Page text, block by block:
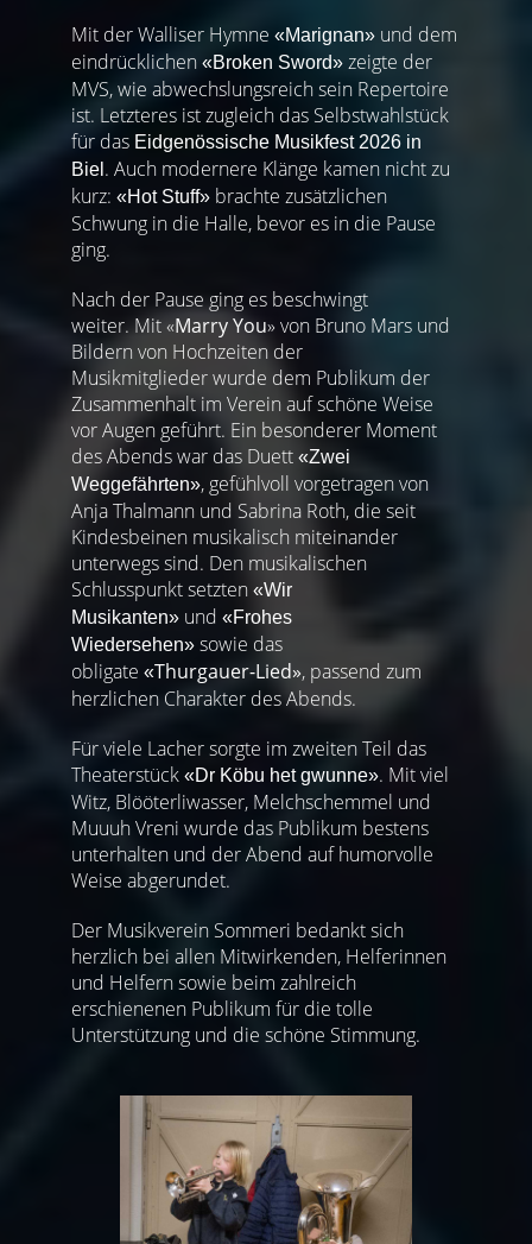
Mit der Walliser Hymne «Marignan» und dem
eindrücklichen «Broken Sword» zeigte der
MVS, wie abwechslungsreich sein Repertoire
ist. Letzteres ist zugleich das Selbstwahlstück
für das Eidgenössische Musikfest 2026 in
Biel . Auch modernere Klänge kamen nicht zu
kurz: «Hot Stuff» brachte zusätzlichen
Schwung in die Halle, bevor es in die Pause
ging.
Nach der Pause ging es beschwingt
weiter. Mit «Marry You» von Bruno Mars und
Bildern von Hochzeiten der
Musikmitglieder wurde dem Publikum der
Zusammenhalt im Verein auf schöne Weise
vor Augen geführt. Ein besonderer Moment
des Abends war das Duett «Zwei
Weggefährten», gefühlvoll vorgetragen von
Anja Thalmann und Sabrina Roth, die seit
Kindesbeinen musikalisch miteinander
unterwegs sind. Den musikalischen
Schlusspunkt setzten «Wir
Musikanten» und «Frohes
Wiedersehen» sowie das
obligate «Thurgauer-Lied», passend zum
herzlichen Charakter des Abends.
Für viele Lacher sorgte im zweiten Teil das
Theaterstück «Dr Köbu het gwunne». Mit viel
Witz, Blööterliwasser, Melchschemmel und
Muuuh Vreni wurde das Publikum bestens
unterhalten und der Abend auf humorvolle
Weise abgerundet.
Der Musikverein Sommeri bedankt sich
herzlich bei allen Mitwirkenden, Helferinnen
und Helfern sowie beim zahlreich
erschienenen Publikum für die tolle
Unterstützung und die schöne Stimmung.